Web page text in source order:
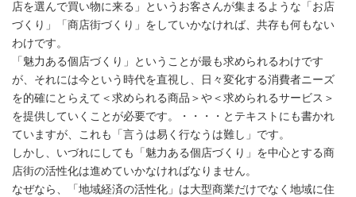
店を選んで買い物に来る」というお客さんが集まるような「お店
づくり」「商店街づくり」をしていかなければ、共存も何もない
わけです。
「魅力ある個店づくり」ということが最も求められるわけです
が、それには今という時代を直視し、日々変化する消費者ニーズ
を的確にとらえて＜求められる商品＞や＜求められるサービス＞
を提供していくことが必要です。・・・・とテキストにも書かれ
ていますが、これも「言うは易く行なうは難し」です。
しかし、いづれにしても「魅力ある個店づくり」を中心とする商
店街の活性化は進めていかなければなりません。
なぜなら、「地域経済の活性化」は大型商業だけでなく地域に住